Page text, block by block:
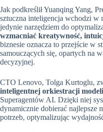
Jak podkreślił Yuanqing Yang,
sztuczna inteligencja wchodzi w
jedynie narzędziem do
wzmacniać kreatywność,
biznesie oznacza to przejście w
samouczących się, opartych na
decyzyjnej.
CTO Lenovo, Tolga Kurtoglu,
inteligentnej orkiestracji modeli
Superagentów AI. Dzięki niej
dynamicznie dobierać najlepsze
potrzeb, optymalizując